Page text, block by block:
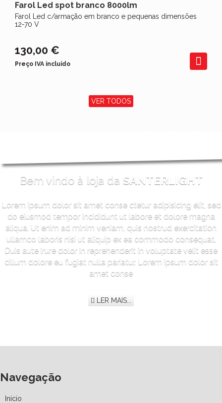
Farol Led spot branco 8000lm
Farol Led c/armação em branco e pequenas dimensões
12-70 V
130,00 €
Preço IVA incluído
VER TODOS
Bem vindo à loja da SANTERLIGHT
Lorem ipsum dolor sit amet conse ctetur adipisicing elit, sed
do eiusmod tempor incididunt ut labore et dolore magna
aliqua. Ut enim ad minim veniam, quis nostrud exercitation
ullamco laboris nisi ut aliquip ex ea commodo consequat.
Duis aute irure dolor in reprehenderit in voluptate velit esse
cillum dolore eu fugiat nulla pariatur. Lorem ipsum dolor sit
amet conse
LER MAIS...
Navegação
Início